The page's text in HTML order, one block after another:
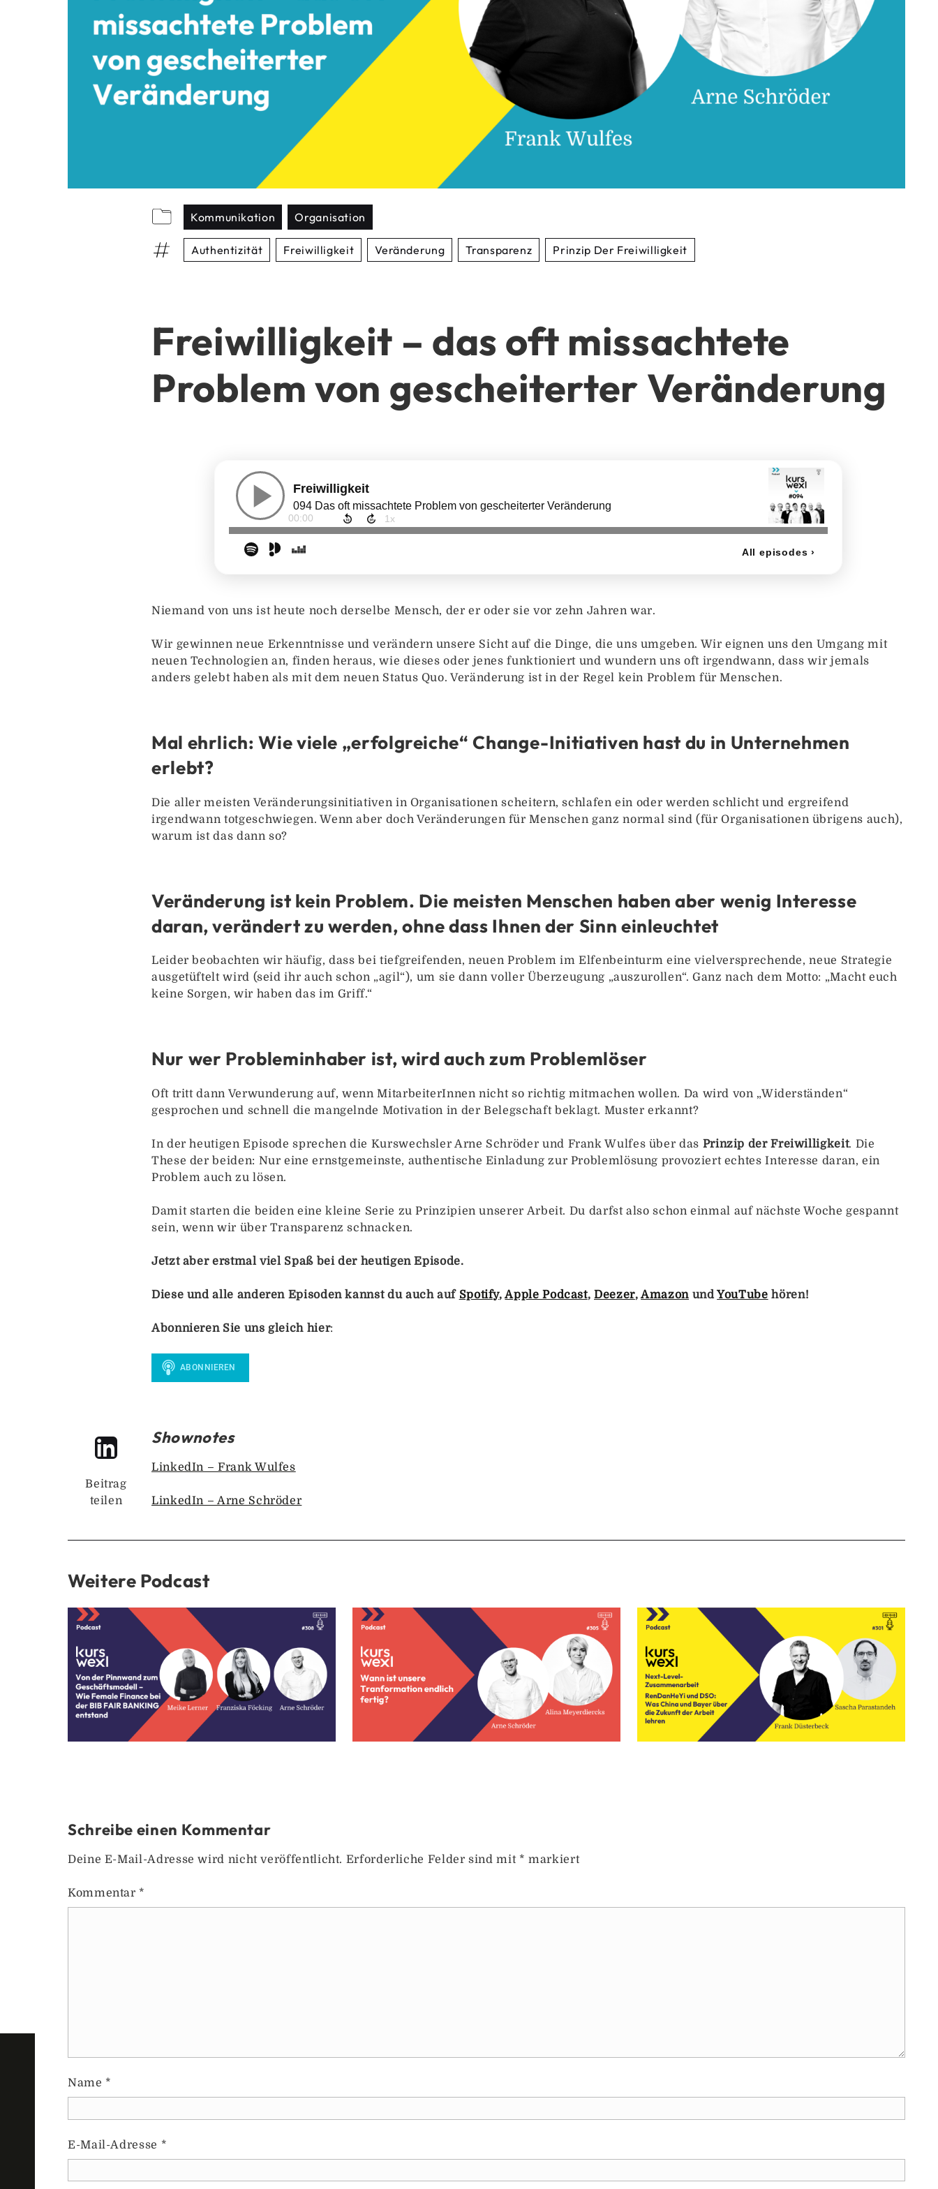
Kommunikation Organisation
Authentizität Freiwilligkeit Veränderung Transparenz Prinzip Der Freiwilligkeit
Freiwilligkeit – das oft missachtete
Problem von gescheiterter Veränderung
Niemand von uns ist heute noch derselbe Mensch, der er oder sie vor zehn Jahren war.
Wir gewinnen neue Erkenntnisse und verändern unsere Sicht auf die Dinge, die uns umgeben. Wir eignen uns den Umgang mit
neuen Technologien an, finden heraus, wie dieses oder jenes funktioniert und wundern uns oft irgendwann, dass wir jemals
anders gelebt haben als mit dem neuen Status Quo. Veränderung ist in der Regel kein Problem für Menschen.
Mal ehrlich: Wie viele „erfolgreiche“ Change-Initiativen hast du in Unternehmen
erlebt?
Die aller meisten Veränderungsinitiativen in Organisationen scheitern, schlafen ein oder werden schlicht und ergreifend
irgendwann totgeschwiegen. Wenn aber doch Veränderungen für Menschen ganz normal sind (für Organisationen übrigens auch),
warum ist das dann so?
Veränderung ist kein Problem. Die meisten Menschen haben aber wenig Interesse
daran, verändert zu werden, ohne dass Ihnen der Sinn einleuchtet
Leider beobachten wir häufig, dass bei tiefgreifenden, neuen Problem im Elfenbeinturm eine vielversprechende, neue Strategie
ausgetüftelt wird (seid ihr auch schon „agil“), um sie dann voller Überzeugung „auszurollen“. Ganz nach dem Motto: „Macht euch
keine Sorgen, wir haben das im Griff.“
Nur wer Probleminhaber ist, wird auch zum Problemlöser
Oft tritt dann Verwunderung auf, wenn MitarbeiterInnen nicht so richtig mitmachen wollen. Da wird von „Widerständen“
gesprochen und schnell die mangelnde Motivation in der Belegschaft beklagt. Muster erkannt?
In der heutigen Episode sprechen die Kurswechsler Arne Schröder und Frank Wulfes über das Prinzip der Freiwilligkeit. Die
These der beiden: Nur eine ernstgemeinste, authentische Einladung zur Problemlösung provoziert echtes Interesse daran, ein
Problem auch zu lösen.
Damit starten die beiden eine kleine Serie zu Prinzipien unserer Arbeit. Du darfst also schon einmal auf nächste Woche gespannt
sein, wenn wir über Transparenz schnacken.
Jetzt aber erstmal viel Spaß bei der heutigen Episode.
Diese und alle anderen Episoden kannst du auch auf Spotify,Apple Podcast,Deezer,Amazon undYouTube hören!
Abonnieren Sie uns gleich hier:
Shownotes
LinkedIn – Frank Wulfes
LinkedIn – Arne Schröder
Beitrag
teilen
Weitere Podcast
Schreibe einen Kommentar
Deine E-Mail-Adresse wird nicht veröffentlicht. Erforderliche Felder sind mit * markiert
Kommentar *
Name *
E-Mail-Adresse *